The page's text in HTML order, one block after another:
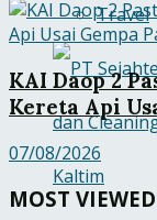
Travel
KAI Daop 2
Kereta Api
07/08/2026
MOST VIEWED